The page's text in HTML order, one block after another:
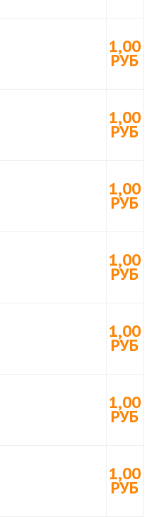
1,00
РУБ
1,00
РУБ
1,00
РУБ
1,00
РУБ
1,00
РУБ
1,00
РУБ
1,00
РУБ